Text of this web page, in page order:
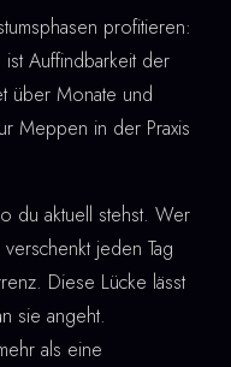
profitieren:
Auffindbarkeit der
über Monate und
Meppen in der Praxis
du aktuell stehst. Wer
jeden Tag
Diese Lücke lässt
sie angeht.
als eine